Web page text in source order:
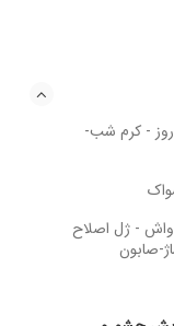
روز - کرم شب-
- ژل اصلاح
صابون